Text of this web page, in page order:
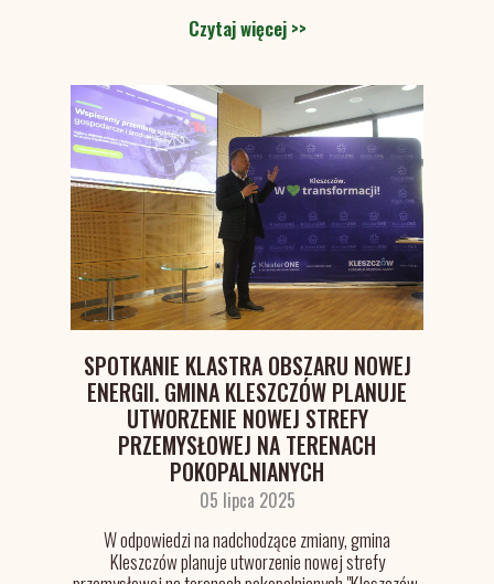
Czytaj więcej >>
SPOTKANIE KLASTRA OBSZARU NOWEJ
ENERGII. GMINA KLESZCZÓW PLANUJE
UTWORZENIE NOWEJ STREFY
PRZEMYSŁOWEJ NA TERENACH
POKOPALNIANYCH
05 lipca 2025
W odpowiedzi na nadchodzące zmiany, gmina
Kleszczów planuje utworzenie nowej strefy